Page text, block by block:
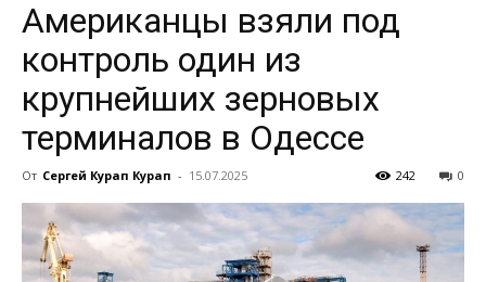
Американцы взяли под
контроль один из
крупнейших зерновых
терминалов в Одессе
От Сергей Курап Курап - 15.07.2025 0
242